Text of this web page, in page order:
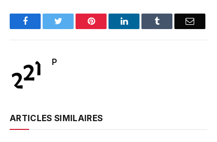
FacebookTwitter Pinterest LinkedInTumblr Email
P
ARTICLES SIMILAIRES